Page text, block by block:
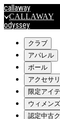
callaway
CALLAWAY
odyssey
travismathew
outlet
OUTLET
キャロウェイ
クラブ
アパレル
ボール
アクセサ
限定アイ
ウィメンズ
認定中古